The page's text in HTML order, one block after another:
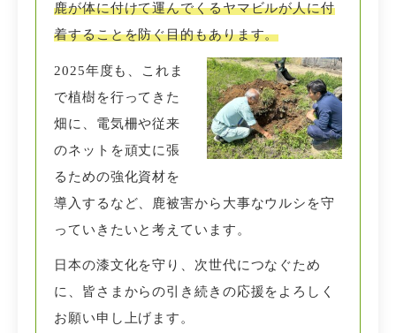
鹿が体に付けて運んでくるヤマビルが人に付
着することを防ぐ目的もあります。
2025年度も、これま
で植樹を行ってきた
畑に、電気柵や従来
のネットを頑丈に張
るための強化資材を
導入するなど、鹿被害から大事なウルシを守
っていきたいと考えています。
日本の漆文化を守り、次世代につなぐため
に、皆さまからの引き続きの応援をよろしく
お願い申し上げます。